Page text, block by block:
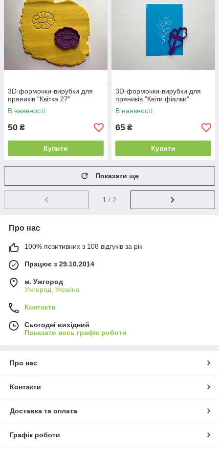
3D формочки-вирубки для
пряників "Квітка 27"
В наявності
50 ₴
Купити
3D-формочки-вирубки для
пряників "Квіти фіалки"
В наявності
65 ₴
Купити
Показати ще
1 / 2
Про нас
100% позитивних з 108 відгуків за рік
Працює з 29.10.2014
м. Ужгород
Ужгород, Україна
Контакти
Сьогодні вихідний
Показати весь графік роботи
Про нас
Контакти
Доставка та оплата
Графік роботи